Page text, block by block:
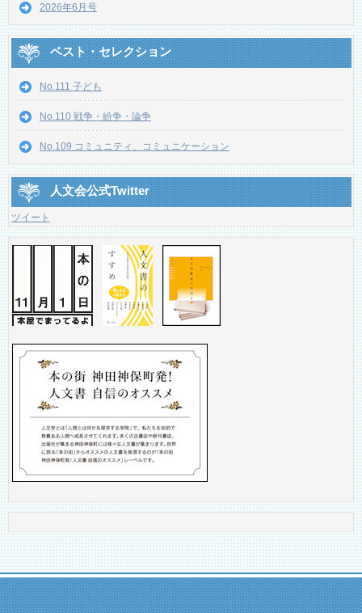
2026年6月号
ベスト・セレクション
No.111 子ども
No.110 戦争・紛争・論争
No.109 コミュニティ、コミュニケーション
人文会公式Twitter
ツイート